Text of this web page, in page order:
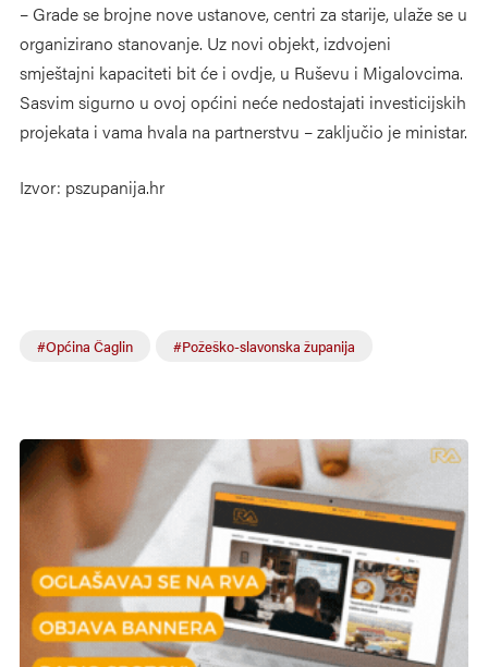
– Grade se brojne nove ustanove, centri za starije, ulaže se u
organizirano stanovanje. Uz novi objekt, izdvojeni
smještajni kapaciteti bit će i ovdje, u Ruševu i Migalovcima.
Sasvim sigurno u ovoj općini neće nedostajati investicijskih
projekata i vama hvala na partnerstvu – zaključio je ministar.
Izvor: pszupanija.hr
#Općina Čaglin #Požeško-slavonska županija